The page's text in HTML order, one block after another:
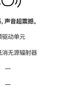
声音超震撼。
驱动单元
消无源辐射器
—
—